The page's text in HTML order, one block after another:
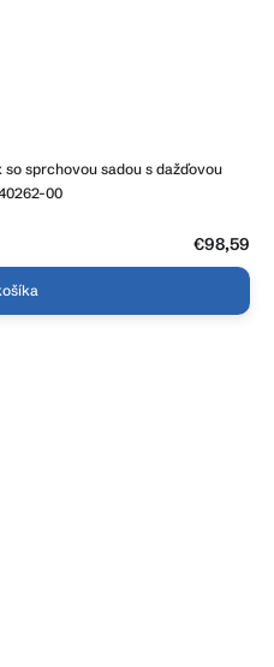
sprchovou sadou s dažďovou
00
€98,59